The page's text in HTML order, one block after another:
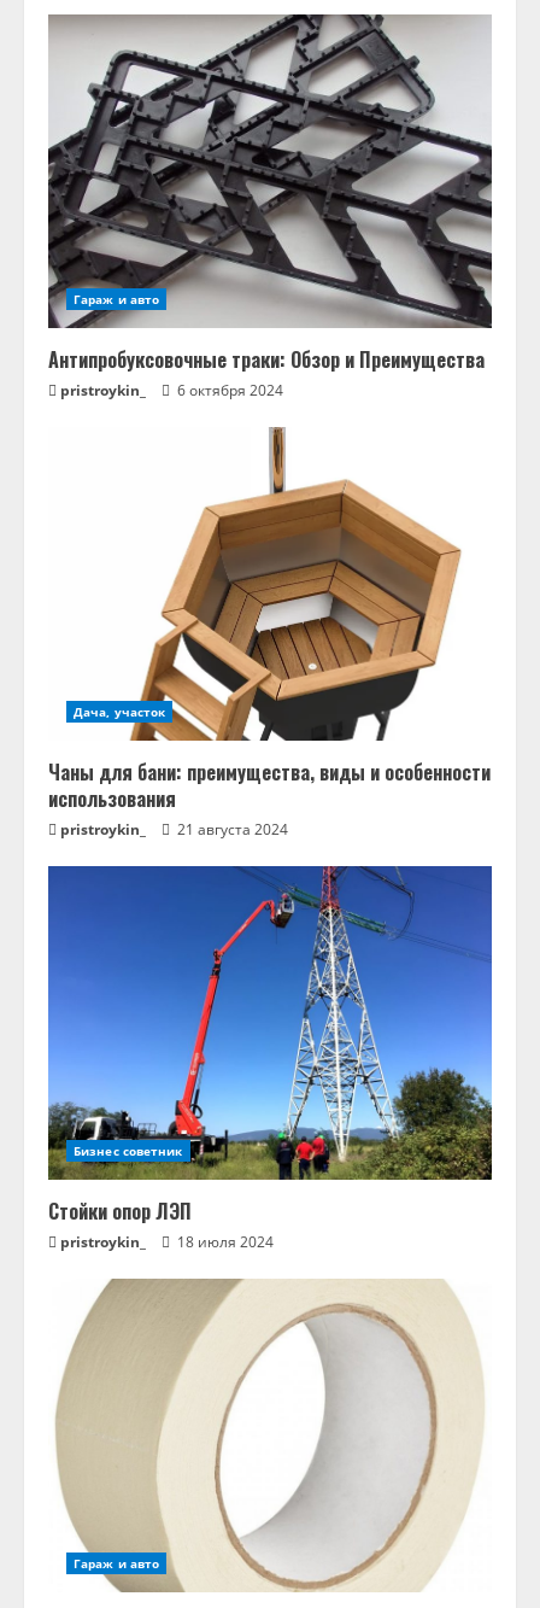
Гараж и авто
Антипробуксовочные траки: Обзор и Преимущества
pristroykin_ 6 октября 2024
Дача, участок
Чаны для бани: преимущества, виды и особенности
использования
pristroykin_ 21 августа 2024
Бизнес советник
Стойки опор ЛЭП
pristroykin_ 18 июля 2024
Гараж и авто